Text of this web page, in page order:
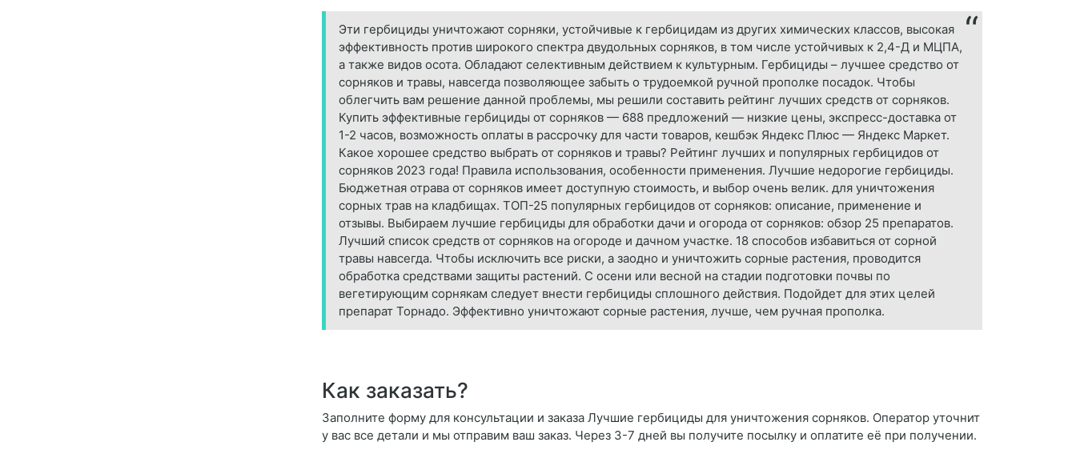
Эти гербициды уничтожают сорняки, устойчивые к гербицидам из других химических классов, высокая
эффективность против широкого спектра двудольных сорняков, в том числе устойчивых к 2,4-Д и МЦПА,
а также видов осота. Обладают селективным действием к культурным. Гербициды – лучшее средство от
сорняков и травы, навсегда позволяющее забыть о трудоемкой ручной прополке посадок. Чтобы
облегчить вам решение данной проблемы, мы решили составить рейтинг лучших средств от сорняков.
Купить эффективные гербициды от сорняков — 688 предложений — низкие цены, экспресс-доставка от
1-2 часов, возможность оплаты в рассрочку для части товаров, кешбэк Яндекс Плюс — Яндекс Маркет.
Какое хорошее средство выбрать от сорняков и травы? Рейтинг лучших и популярных гербицидов от
сорняков 2023 года! Правила использования, особенности применения. Лучшие недорогие гербициды.
Бюджетная отрава от сорняков имеет доступную стоимость, и выбор очень велик. для уничтожения
сорных трав на кладбищах. ТОП-25 популярных гербицидов от сорняков: описание, применение и
отзывы. Выбираем лучшие гербициды для обработки дачи и огорода от сорняков: обзор 25 препаратов.
Лучший список средств от сорняков на огороде и дачном участке. 18 способов избавиться от сорной
травы навсегда. Чтобы исключить все риски, а заодно и уничтожить сорные растения, проводится
обработка средствами защиты растений. С осени или весной на стадии подготовки почвы по
вегетирующим сорнякам следует внести гербициды сплошного действия. Подойдет для этих целей
препарат Торнадо. Эффективно уничтожают сорные растения, лучше, чем ручная прополка.
Как заказать?
Заполните форму для консультации и заказа Лучшие гербициды для уничтожения сорняков. Оператор уточнит
у вас все детали и мы отправим ваш заказ. Через 3-7 дней вы получите посылку и оплатите её при получении.